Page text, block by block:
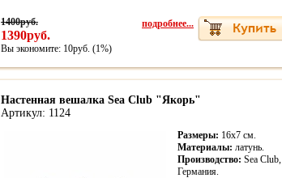
1400руб.
1390руб.
Вы экономите: 10руб. (1%)
подробнее...
Настенная вешалка Sea Club "Якорь"
Артикул: 1124
Размеры: 16х7 см.
Материалы: латунь.
Производство: Sea Club,
Германия.